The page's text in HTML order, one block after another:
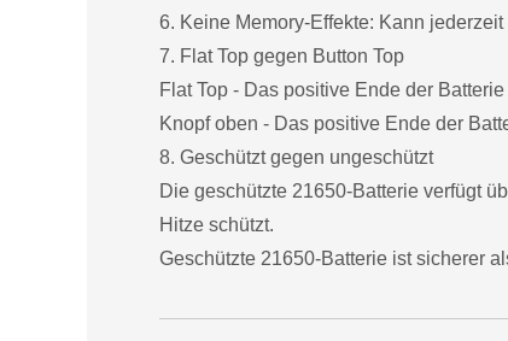
6. Keine Memory-Effekte: Kann
7. Flat Top gegen Button Top
Flat Top - Das positive Ende der
Knopf oben - Das positive Ende der
8. Geschützt gegen ungeschützt
Die geschützte 21650-Batterie verfügt
Hitze schützt.
Geschützte 21650-Batterie ist sicherer